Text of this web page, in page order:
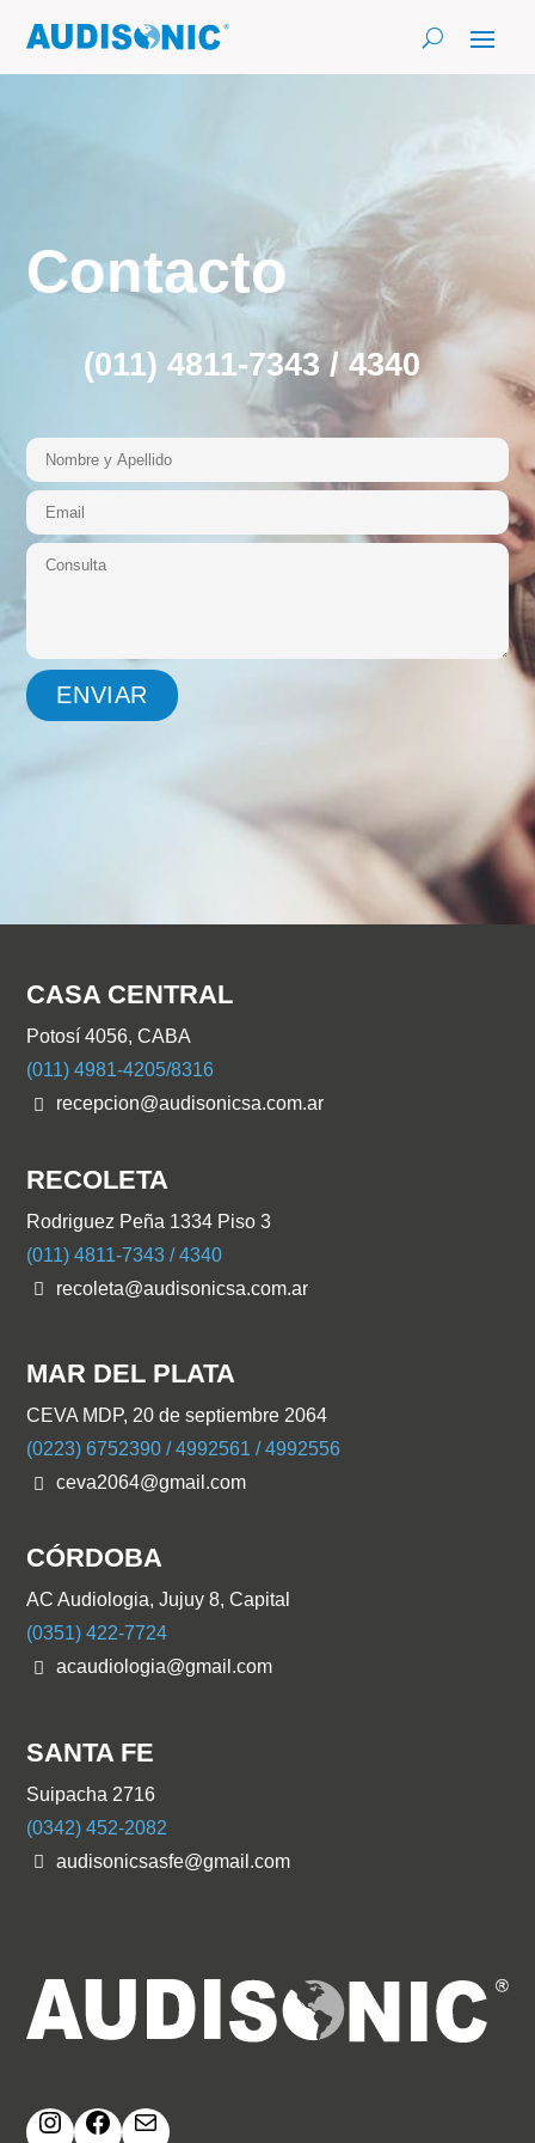
Contacto
(011) 4811-7343 / 4340
CASA CENTRAL
Potosí 4056, CABA
(011) 4981-4205/8316
recepcion@audisonicsa.com.ar
RECOLETA
Rodriguez Peña 1334 Piso 3
(011) 4811-7343 / 4340
recoleta@audisonicsa.com.ar
MAR DEL PLATA
CEVA MDP, 20 de septiembre 2064
(0223) 6752390 / 4992561 / 4992556
ceva2064@gmail.com
CÓRDOBA
AC Audiologia, Jujuy 8, Capital
(0351) 422-7724
acaudiologia@gmail.com
SANTA FE
Suipacha 2716
(0342) 452-2082
audisonicsasfe@gmail.com
InstagramFacebookCorreo electrónico